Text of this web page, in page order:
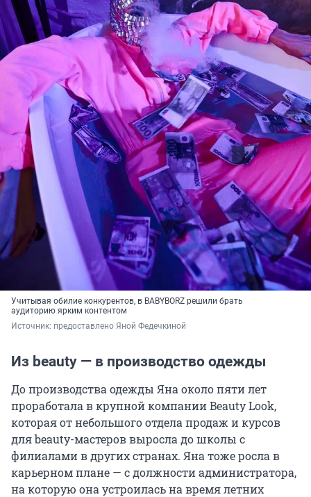
Учитывая обилие конкурентов, в BABYBORZ решили брать
аудиторию ярким контентом
Источник: предоставлено Яной Федечкиной
Из beauty — в производство одежды
До производства одежды Яна около пяти лет
проработала в крупной компании Beauty Look,
которая от небольшого отдела продаж и курсов
для beauty-мастеров выросла до школы с
филиалами в других странах. Яна тоже росла в
карьерном плане — с должности администратора,
на которую она устроилась на время летних